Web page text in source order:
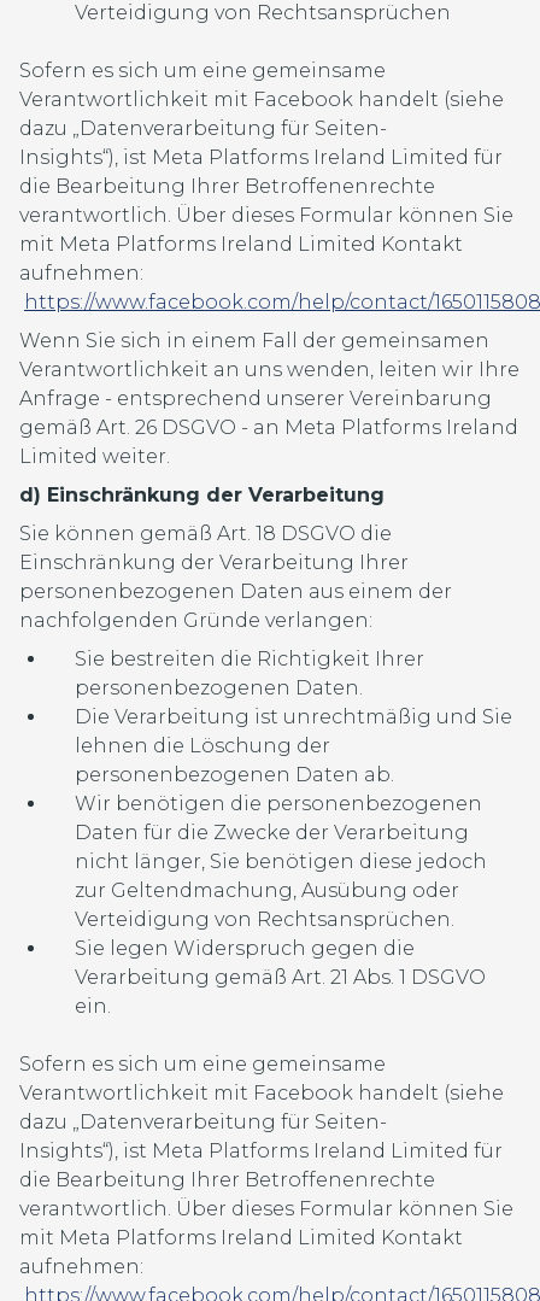
Verteidigung von Rechtsansprüchen
Sofern es sich um eine gemeinsame
Verantwortlichkeit mit Facebook handelt (siehe
dazu „Datenverarbeitung für Seiten-
Insights“), ist Meta Platforms Ireland Limited für
die Bearbeitung Ihrer Betroffenenrechte
verantwortlich. Über dieses Formular können Sie
mit Meta Platforms Ireland Limited Kontakt
aufnehmen:
https://www.facebook.com/help/contact/
Wenn Sie sich in einem Fall der gemeinsamen
Verantwortlichkeit an uns wenden, leiten wir Ihre
Anfrage - entsprechend unserer Vereinbarung
gemäß Art. 26 DSGVO - an Meta Platforms Ireland
Limited weiter.
d) Einschränkung der Verarbeitung
Sie können gemäß Art. 18 DSGVO die
Einschränkung der Verarbeitung Ihrer
personenbezogenen Daten aus einem der
nachfolgenden Gründe verlangen:
Sie bestreiten die Richtigkeit Ihrer
personenbezogenen Daten.
Die Verarbeitung ist unrechtmäßig und Sie
lehnen die Löschung der
personenbezogenen Daten ab.
Wir benötigen die personenbezogenen
Daten für die Zwecke der Verarbeitung
nicht länger, Sie benötigen diese jedoch
zur Geltendmachung, Ausübung oder
Verteidigung von Rechtsansprüchen.
Sie legen Widerspruch gegen die
Verarbeitung gemäß Art. 21 Abs. 1 DSGVO
ein.
Sofern es sich um eine gemeinsame
Verantwortlichkeit mit Facebook handelt (siehe
dazu „Datenverarbeitung für Seiten-
Insights“), ist Meta Platforms Ireland Limited für
die Bearbeitung Ihrer Betroffenenrechte
verantwortlich. Über dieses Formular können Sie
mit Meta Platforms Ireland Limited Kontakt
aufnehmen:
https://www.facebook.com/help/contact/